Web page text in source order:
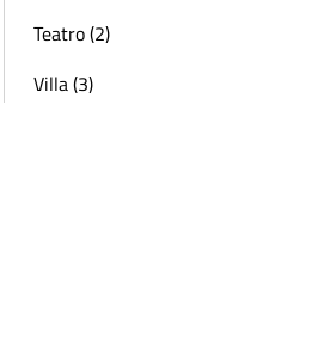
Teatro (2)
Villa (3)